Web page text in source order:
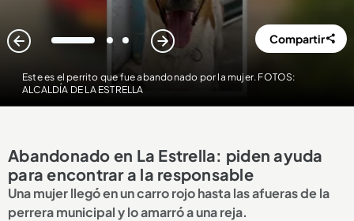
Este es el perrito que fue abandonado por la mujer. FOTOS:
ALCALDÍA DE LA ESTRELLA
1 2 3 Compartir
Abandonado en La Estrella: piden ayuda
para encontrar a la responsable
Una mujer llegó en un carro rojo hasta las afueras de la
perrera municipal y lo amarró a una reja.